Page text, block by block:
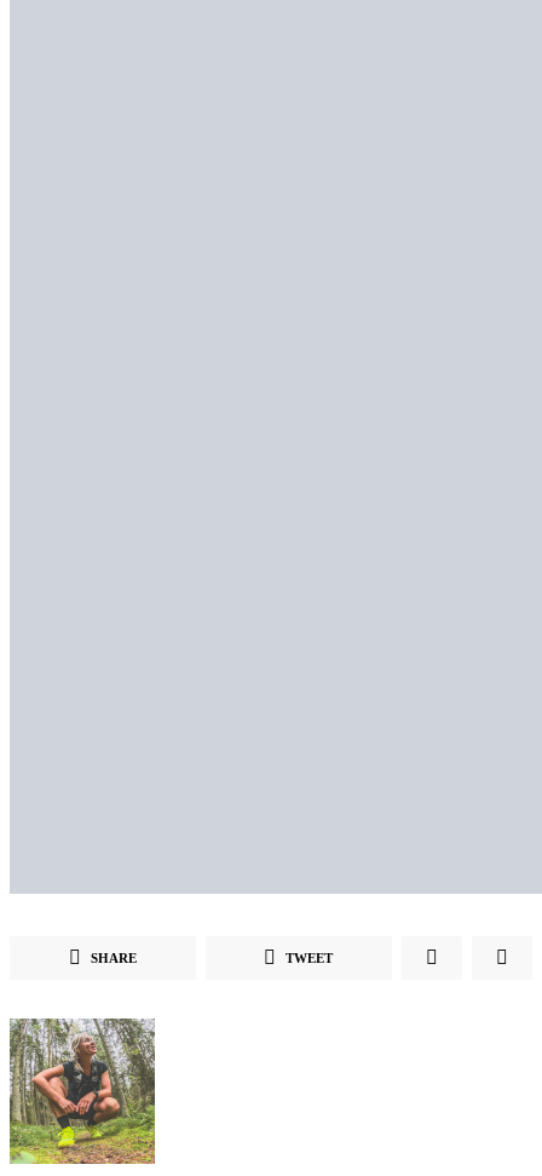
SHARE TWEET